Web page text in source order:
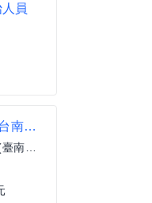
員
至善幼兒園-幼教老師(台南歸仁區)